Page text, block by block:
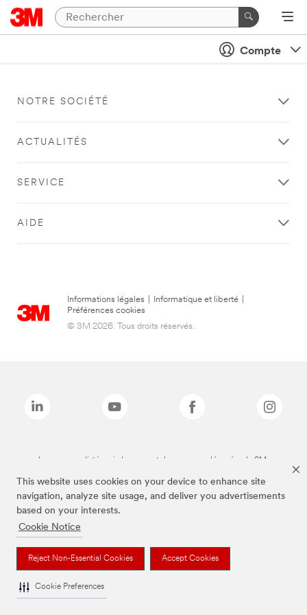
This website uses cookies on your device to enhance site
navigation, analyze site usage, and deliver you advertisements
based on your interests.
Cookie Notice
Reject Non-Essential Cookies Accept Cookies
Cookie Preferences
Compte
NOTRE SOCIÉTÉ
ACTUALITÉS
SERVICE
AIDE
Informations légales Informatique et liberté
Préférences cookies
© 3M 2026. Tous droits réservés.
Les marques listées ci-dessus sont des marques déposées de 3M.